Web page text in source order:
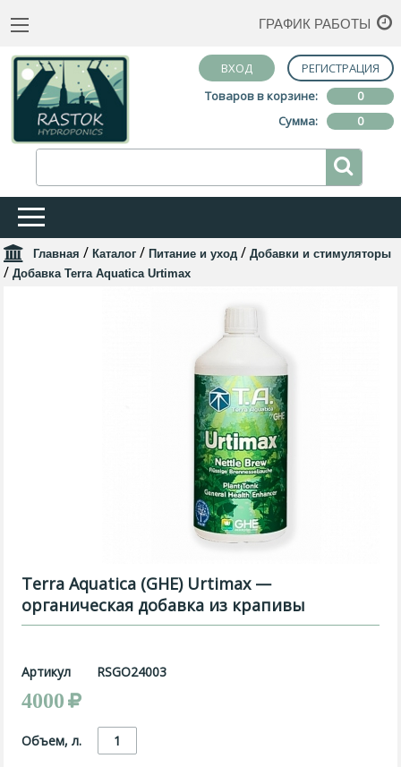
ГРАФИК РАБОТЫ
ВХОД
РЕГИСТРАЦИЯ
Товаров в корзине:
0
Сумма:
0
Главная / Каталог / Питание и уход / Добавки и стимуляторы
/ Добавка Terra Aquatica Urtimax
Terra Aquatica (GHE) Urtimax —
органическая добавка из крапивы
Артикул RSGO24003
4000
Объем, л. 1